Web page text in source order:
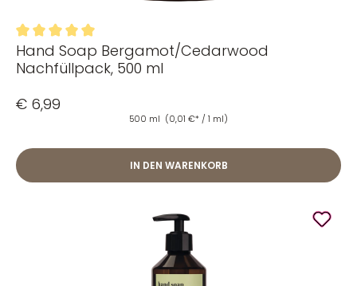
Durchschnittliche Bewertung von 5 von 5 Sternen
Hand Soap Bergamot/Cedarwood
Nachfüllpack, 500 ml
€ 6,99
500 ml (0,01 €* / 1 ml)
IN DEN WARENKORB